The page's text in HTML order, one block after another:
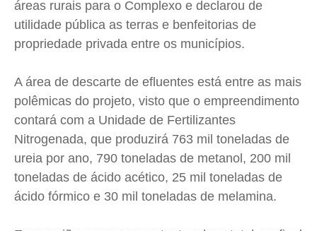
Contato
Termos de Uso
Privacidade
Contato
Termos de Uso
Privacidade
Contato
Termos de Uso
Privacidade
Contato
Termos de Uso
Privacidade
áreas rurais para o Complexo e declarou de
utilidade pública as terras e benfeitorias de
propriedade privada entre os municípios.
A área de descarte de efluentes está entre as mais
polêmicas do projeto, visto que o empreendimento
contará com a Unidade de Fertilizantes
Nitrogenada, que produzirá 763 mil toneladas de
ureia por ano, 790 toneladas de metanol, 200 mil
toneladas de ácido acético, 25 mil toneladas de
ácido fórmico e 30 mil toneladas de melamina.